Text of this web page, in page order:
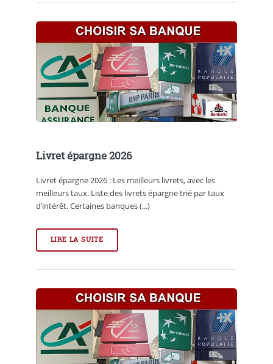
Livret épargne 2026
Livret épargne 2026 : Les meilleurs livrets, avec les
meilleurs taux. Liste des livrets épargne trié par taux
d’intérêt. Certaines banques (...)
LIRE LA SUITE